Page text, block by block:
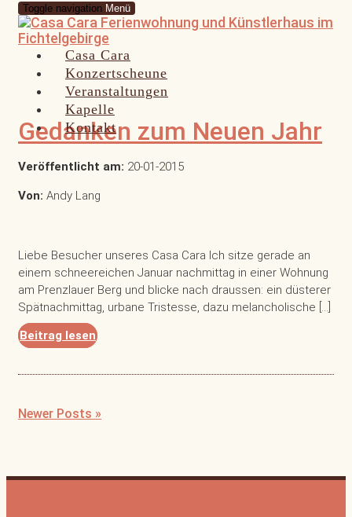
Toggle navigation Menü
Casa Cara
Konzertscheune
Veranstaltungen
Kapelle
Kontakt
Gedanken zum Neuen Jahr
Veröffentlicht am: 20-01-2015
Von: Andy Lang
Liebe Besucher unseres Casa Cara Ich sitze gerade an
einem schneereichen Januar nachmittag in einer Wohnung
am Prenzlauer Berg und blicke nach draussen: ein düsterer
Spätnachmittag, urbane Tristesse, dazu melancholische […]
Beitrag lesen
Newer Posts »